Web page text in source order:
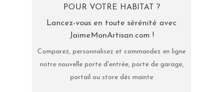
POUR VOTRE HABITAT ?
Lancez-vous en toute sérénité avec
JaimeMonArtisan.com !
Comparez, personnalisez et commandez en ligne
notre nouvelle porte d'entrée, porte de garage,
portail ou store dés mainte